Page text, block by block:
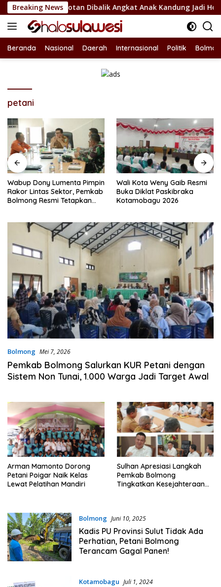
Langsung
ke
konten
Breaking News
Jadi Sorotan Dibalik Angkat Anak Kandung Jadi Honor
Beranda Nasional Daerah Internasional Politik
petani
Wabup Dony Lumenta Pimpin
Rakor Lintas Sektor, Pemkab
Bolmong Resmi Tetapkan
Wali Kota Weny Gaib Resmi
Buka Diklat Paskibraka
Kotamobagu 2026
Bolmong Mei 7, 2026
Pemkab Bolmong Salurkan KUR Petani dengan
Sistem Non Tunai, 1.000 Warga Jadi Target Awal
Arman Mamonto Dorong
Petani Poigar Naik Kelas
Lewat Pelatihan Mandiri
Sulhan Apresiasi Langkah
Pemkab Bolmong
Tingkatkan Kesejahteraan
Bolmong Juni 10, 2025
Kadis PU Provinsi Sulut Tidak Ada
Perhatian, Petani Bolmong
Terancam Gagal Panen!
Kotamobagu Juli 1, 2024